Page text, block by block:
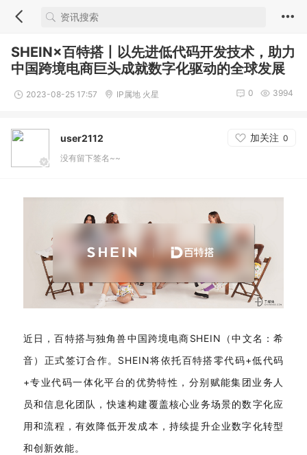
SHEIN×百特搭丨以先进低代码开发技术，助力
中国跨境电商巨头成就数字化驱动的全球发展
2023-08-25 17:57 IP属地 火星 3994
0
user2112 加关注 0
没有留下签名~~
近日，百特搭与独角兽中国跨境电商SHEIN（中文名：希
音）正式签订合作。SHEIN将依托百特搭零代码+低代码
+专业代码一体化平台的优势特性，分别赋能集团业务人
员和信息化团队，快速构建覆盖核心业务场景的数字化应
用和流程，有效降低开发成本，持续提升企业数字化转型
和创新效能。